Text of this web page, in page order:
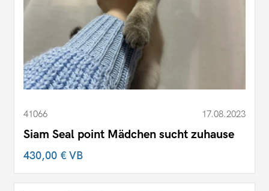
41066 17.08.2023
Siam Seal point Mädchen sucht zuhause
430,00 €VB